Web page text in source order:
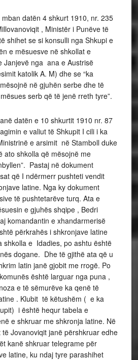
datën 4 shkurt 1910, nr. 235
, Ministër i Punëve të
shihet se si konsulli nga Shkupi e
e mësuesve në shkollat e
Janjevë nga ana e Austrisë
katolik A. M) dhe se “ka
në gjuhën serbe dhe të
serb që të jenë rreth tyre”.
datën e 10 shkurtit 1910 nr. 87
e valiut të Shkupit I cili i ka
e arsimit në Stamboll duke
ato shkolla që mësojnë me
Pastaj në dokument
që I ndërmerr pushteti vendit
latine. Nga ky dokument
të pushtetarëve turq. Ata e
e gjuhës shqipe , Bedri
komandantin e xhandarmerisë
përkrahës i shkronjave latine
e Idadies, po ashtu është
dogane. Dhe të gjithë ata që u
latin janë gjobit me rrogë. Po
është larguar nga puna ,
e të sëmurëve ka qenë të
. Klubit të këtushëm ( e ka
i është hequr tabela e
e shkruar me shkronja latine. Në
Jovanoviqit janë përshkruar edhe
kanë shkruar telegrame për
latine, ku ndaj tyre parashihet